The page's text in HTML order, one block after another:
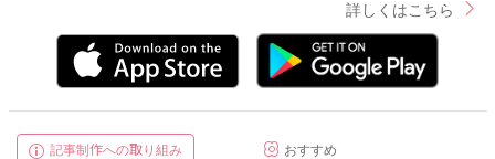
詳しくはこちら
記事制作への取り組み
おすすめ